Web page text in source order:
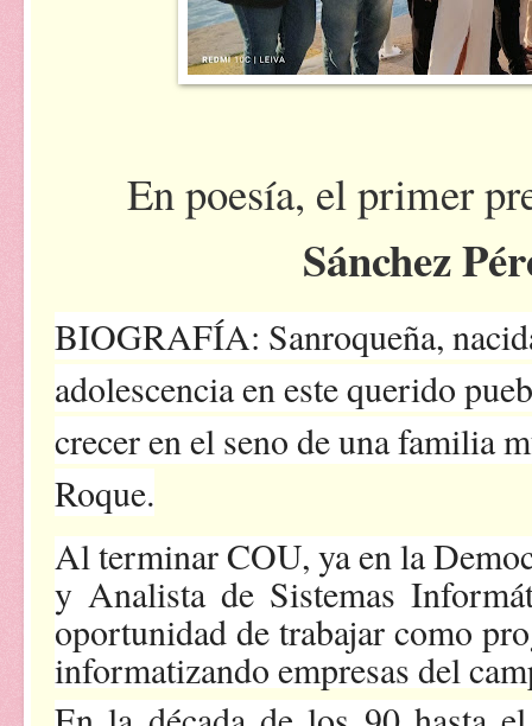
En poesía, el primer
Sánchez
BIOGRAFÍA: Sanroqueña,
adolescencia en este querido
crecer en el seno de una familia
Roque.
Al terminar COU, ya en la
y Analista de Sistemas
oportunidad de trabajar como
informatizando empresas del